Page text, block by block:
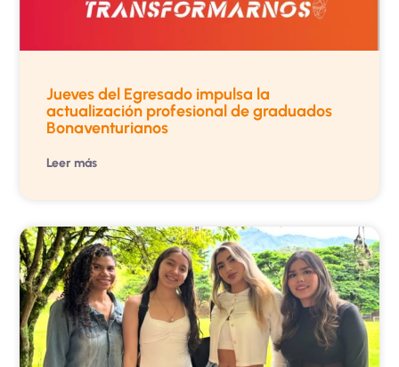
Jueves del Egresado impulsa la
actualización profesional de graduados
Bonaventurianos
Leer más